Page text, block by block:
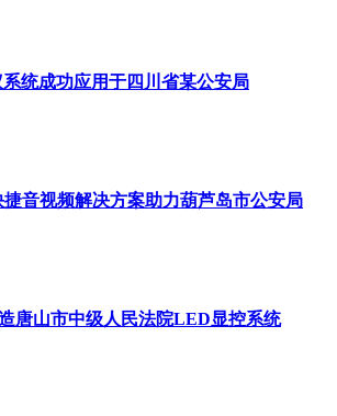
统成功应用于四川省某公安局
音视频解决方案助力葫芦岛市公安局
唐山市中级人民法院LED显控系统